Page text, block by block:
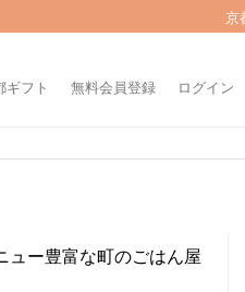
京
ギフト 無料会員登録 ログイン
ュー豊富な町のごはん屋